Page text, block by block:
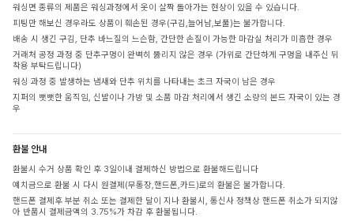
워싱면 종류의 제품은 워싱과정에서 옷이 살짝 돌아가는 현상이 있을 수 있습니다.
피팅만 해보신 경우라도 상품이 훼손된 경우(구김,늘어남,보풀)는 불가합니다.
배송 시 생긴 구김, 단추 바느질의 느슨함, 간단한 손질이 가능한 마감실 처리가 미흡한 경우
거래처 공정 과정 중 단추구멍이 완벽히 뚫리지 않은 경우 (가위로 간단하게 구멍을 내주신 뒤
착용 부탁드립니다)
워싱 과정 중 발생하는 냄새와 단추 위치를 나타내는 초크 자국이 남은 경우
지퍼의 뻣뻣한 움직임, 신발이나 가방 및 소품 마감 처리에서 생긴 소량의 본드 자국이 있는 경
우
환불 안내
환불시 수거 상품 확인 후 3일이내 결제하신 방법으로 환불해드립니다
예치금으로 환불 시 다시 원결제(무통장,핸드폰,카드)로의 환불은 불가합니다.
핸드폰 결제후 부분 취소 또는 결제한 달이 지나 환불시, 통신사 정책상 핸드폰 취소가 되지않
아 반품시 결제금액의 3.75%가 차감 후 환불됩니다.